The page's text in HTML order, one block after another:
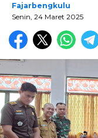
Fajarbengkulu
Senin, 24 Maret 2025